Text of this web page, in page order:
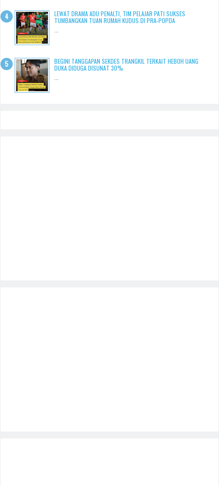
LEWAT DRAMA ADU PENALTI, TIM PELAJAR PATI SUKSES
TUMBANGKAN TUAN RUMAH KUDUS DI PRA-POPDA
BEGINI TANGGAPAN SEKDES TRANGKIL TERKAIT HEBOH UANG
DUKA DIDUGA DISUNAT 30%